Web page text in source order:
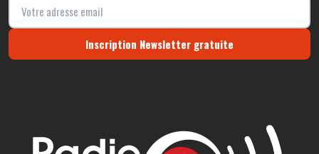
Inscription Newsletter gratuite